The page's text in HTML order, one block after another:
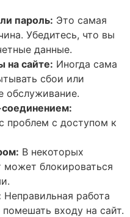
пароль: Это самая
Убедитесь, что вы
данные.
на сайте: Иногда сама
сбои или
обслуживание.
проблем с доступом к
В некоторых
может блокироваться
Неправильная работа
входу на сайт.